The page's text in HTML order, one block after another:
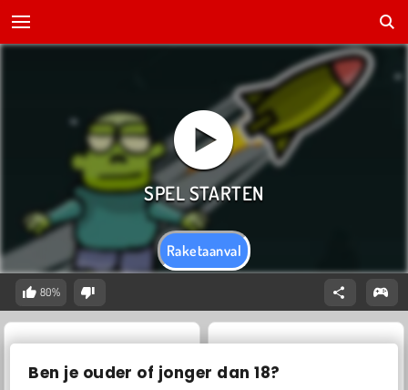
Ben je ouder of jonger dan 18?
Raketaanval
80%